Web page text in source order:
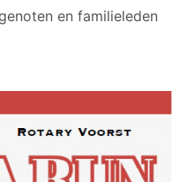
en familieleden